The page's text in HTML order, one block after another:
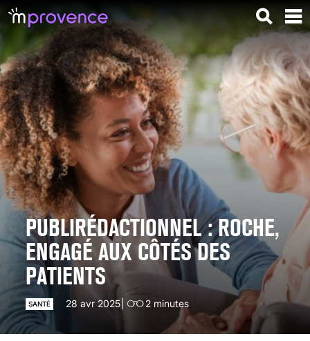
PUBLIRÉDACTIONNEL : ROCHE,
ENGAGÉ AUX CÔTÉS DES
PATIENTS
SANTÉ 28 avr 2025 2 minutes